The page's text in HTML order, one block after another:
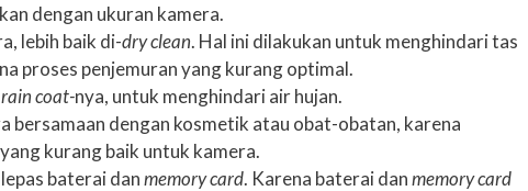
dengan ukuran kamera.
lebih baik di-dry clean. Hal ini dilakukan untuk menghindari tas
proses penjemuran yang kurang optimal.
rain coat-nya, untuk menghindari air hujan.
bersamaan dengan kosmetik atau obat-obatan, karena
kurang baik untuk kamera.
baterai danmemory card. Karena baterai danmemory card